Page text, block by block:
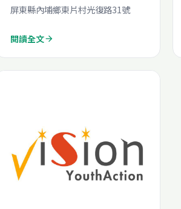
屏東縣內埔鄉東片村光復路31號
閱讀全文arrow_forward